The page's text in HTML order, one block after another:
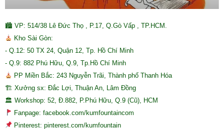
🏙 VP: 514/38 Lê Đức Thọ , P.17, Q.Gò Vấp , TP.HCM.
Kho Sài Gòn:
- Q.12: 50 TX 24, Quận 12, Tp. Hồ Chí Minh
- Q.9: 882 Phú Hữu, Q.9, Tp.Hồ Chí Minh
PP Miền Bắc: 243 Nguyễn Trãi, Thành phố Thanh Hóa
🏗 Xưởng sx: Đắc Lợi, Thuận An, Lâm Đồng
🏛 Workshop: 52, Đ.882, P.Phú Hữu, Q.9 (Cũ), HCM
Fanpage: facebook.com/kumfountaincom
Pinterest: pinterest.com/kumfountain